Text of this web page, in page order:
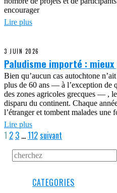
encourager
Lire plus
3 JUIN 2026
Paludisme importé :
Bien qu’aucun cas autochtone
plus de 60 ans — à l’exception de
des zones agricoles grecques — ,
disparu du continent. Chaque
l’étranger et tombent malades une
Lire plus
1 2 3 …112suivant
CATEGORIES